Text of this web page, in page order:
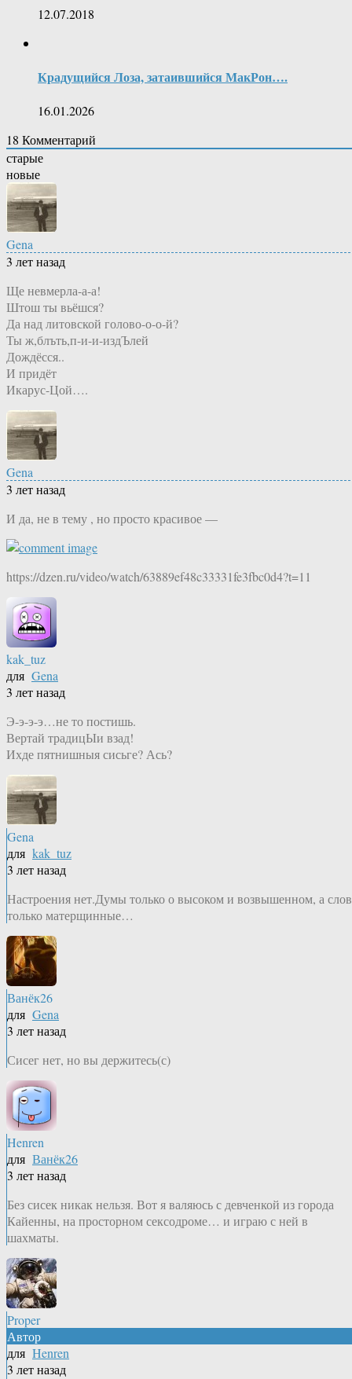
12.07.2018
Крадущийся Лоза, затаившийся МакРон….
16.01.2026
18 Комментарий
старые
новые
Gena
3 лет назад
Ще невмерла-а-а!
Штош ты вьёшся?
Да над литовской голово-о-о-й?
Ты ж,блъть,п-и-и-издЪлей
Дождёсся..
И придёт
Икарус-Цой….
Gena
3 лет назад
И да, не в тему , но просто красивое —
https://dzen.ru/video/watch/63889ef48c33331fe3fbc0d4?t=11
kak_tuz
для Gena
3 лет назад
Э-э-э-э…не то постишь.
Вертай традицЫи взад!
Ихде пятнишныя сисьге? Ась?
Gena
для kak_tuz
3 лет назад
Настроения нет.Думы только о высоком и возвышенном, а
только матерщинные…
Ванёк26
для Gena
3 лет назад
Сисег нет, но вы держитесь(с)
Henren
для Ванёк26
3 лет назад
Без сисек никак нельзя. Вот я валяюсь с девченкой из города
Кайенны, на просторном сексодроме… и играю с ней в
шахматы.
Proper
Автор
для Henren
3 лет назад